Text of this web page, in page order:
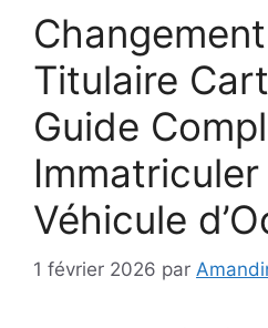
Titulaire
Guide
Immatriculer
Véhicule
1 février 2026 par